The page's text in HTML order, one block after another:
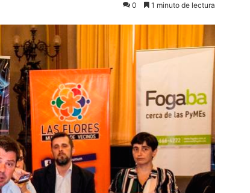
0 1 minuto de lectura